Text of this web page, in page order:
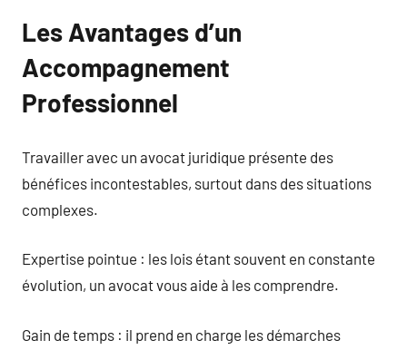
Les Avantages d’un
Accompagnement
Professionnel
Travailler avec un avocat juridique présente des
bénéfices incontestables, surtout dans des situations
complexes.
Expertise pointue : les lois étant souvent en constante
évolution, un avocat vous aide à les comprendre.
Gain de temps : il prend en charge les démarches